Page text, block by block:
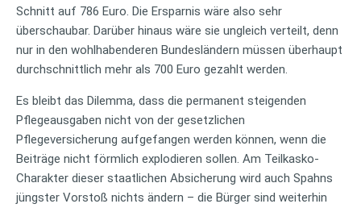
Schnitt auf 786 Euro. Die Ersparnis wäre also sehr
überschaubar. Darüber hinaus wäre sie ungleich verteilt, denn
nur in den wohlhabenderen Bundesländern müssen überhaupt
durchschnittlich mehr als 700 Euro gezahlt werden.
Es bleibt das Dilemma, dass die permanent steigenden
Pflegeausgaben nicht von der gesetzlichen
Pflegeversicherung aufgefangen werden können, wenn die
Beiträge nicht förmlich explodieren sollen. Am Teilkasko-
Charakter dieser staatlichen Absicherung wird auch Spahns
jüngster Vorstoß nichts ändern – die Bürger sind weiterhin